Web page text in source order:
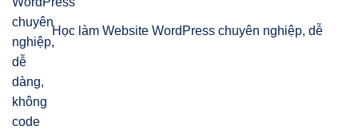
Học làm Website WordPress chuyên nghiệp, dễ